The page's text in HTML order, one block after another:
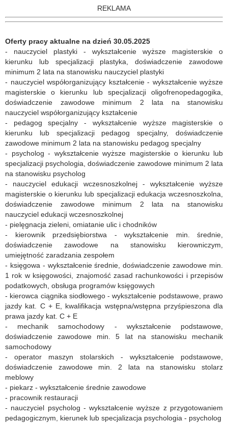
REKLAMA
Oferty pracy aktualne na dzień 30.05.2025
- nauczyciel plastyki - wykształcenie wyższe magisterskie o
kierunku lub specjalizacji plastyka, doświadczenie zawodowe
minimum 2 lata na stanowisku nauczyciel plastyki
- nauczyciel współorganizujący kształcenie - wykształcenie wyższe
magisterskie o kierunku lub specjalizacji oligofrenopedagogika,
doświadczenie zawodowe minimum 2 lata na stanowisku
nauczyciel współorganizujący kształcenie
- pedagog specjalny - wykształcenie wyższe magisterskie o
kierunku lub specjalizacji pedagog specjalny, doświadczenie
zawodowe minimum 2 lata na stanowisku pedagog specjalny
- psycholog - wykształcenie wyższe magisterskie o kierunku lub
specjalizacji psychologia, doświadczenie zawodowe minimum 2 lata
na stanowisku psycholog
- nauczyciel edukacji wczesnoszkolnej - wykształcenie wyższe
magisterskie o kierunku lub specjalizacji edukacja wczesnoszkolna,
doświadczenie zawodowe minimum 2 lata na stanowisku
nauczyciel edukacji wczesnoszkolnej
- pielęgnacja zieleni, omiatanie ulic i chodników
- kierownik przedsiębiorstwa - wykształcenie min. średnie,
doświadczenie zawodowe na stanowisku kierowniczym,
umiejętność zaradzania zespołem
- księgowa - wykształcenie średnie, doświadczenie zawodowe min.
1 rok w księgowości, znajomość zasad rachunkowości i przepisów
podatkowych, obsługa programów księgowych
- kierowca ciągnika siodłowego - wykształcenie podstawowe, prawo
jazdy kat. C + E, kwalifikacja wstępna/wstępna przyśpieszona dla
prawa jazdy kat. C + E
- mechanik samochodowy - wykształcenie podstawowe,
doświadczenie zawodowe min. 5 lat na stanowisku mechanik
samochodowy
- operator maszyn stolarskich - wykształcenie podstawowe,
doświadczenie zawodowe min. 2 lata na stanowisku stolarz
meblowy
- piekarz - wykształcenie średnie zawodowe
- pracownik restauracji
- nauczyciel psycholog - wykształcenie wyższe z przygotowaniem
pedagogicznym, kierunek lub specjalizacja psychologia - psycholog